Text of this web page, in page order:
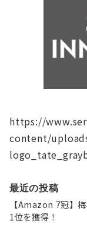
https://
content/
最近の投稿
【Amazon 7冠】
1位を獲得！